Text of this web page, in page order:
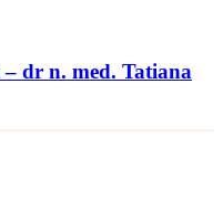
dr n. med. Tatiana